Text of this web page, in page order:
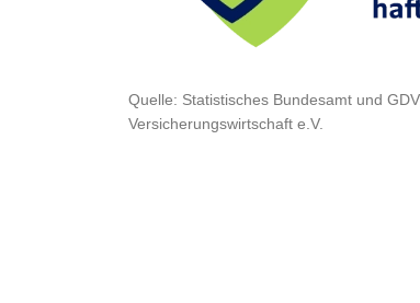
Quelle: Statistisches Bundesamt und
Versicherungswirtschaft e.V.